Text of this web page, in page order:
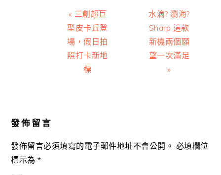
Previous
Post:
« 三創超巨
型皮卡丘登
場，假日拍
照打卡新地
標
Next
Post:
水滴? 瀏海?
Sharp 這款
新機兩個願
望一次滿足
»
發佈留言
發佈留言必須填寫的電子郵件地址不會公開。 必填欄位
標示為*